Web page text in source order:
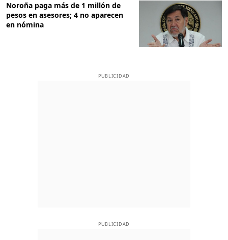
Noroña paga más de 1 millón de
pesos en asesores; 4 no aparecen
en nómina
PUBLICIDAD
PUBLICIDAD